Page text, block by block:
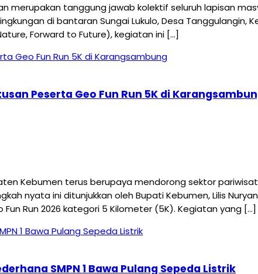
merupakan tanggung jawab kolektif seluruh lapisan
di bantaran Sungai Lukulo, Desa Tanggulangin,
Forward to Future), kegiatan ini […]
Peserta Geo Fun Run 5K di
Kebumen terus berupaya mendorong sektor
nyata ini ditunjukkan oleh Bupati Kebumen, Lilis
Run 2026 kategori 5 Kilometer (5K). Kegiatan yang […]
SMPN 1 Bawa Pulang Sepeda Listrik